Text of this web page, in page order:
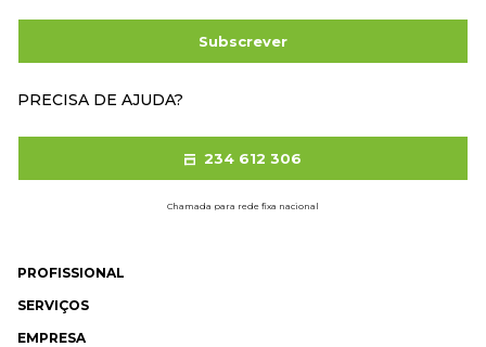
PROFISSIONAL
SERVIÇOS
EMPRESA
Subscrever
PRECISA DE AJUDA?
234 612 306
Chamada para rede fixa nacional